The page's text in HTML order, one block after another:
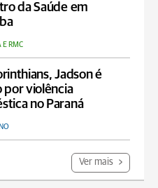
da Saúde em
E RMC
Jadson é
por violência
no Paraná
Ver mais